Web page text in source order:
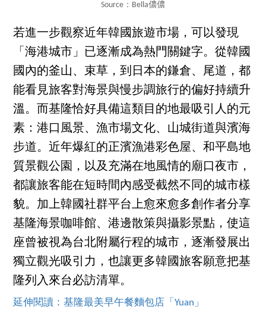
Source：Bella儂儂
若進一步觀察近年韓國旅遊市場，可以發現
「海港城市」已逐漸成為熱門關鍵字。從韓國
國內的釜山、束草，到日本的鎌倉、尾道，都
能看見旅客對海景與慢步調旅行的偏好持續升
溫。而基隆恰好具備這類目的地最吸引人的元
素：港口風景、漁市場文化、山城街道與濱海
步道。近年爆紅的正濱漁港彩色屋、和平島地
質景觀公園，以及充滿在地風情的廟口夜市，
都讓旅客能在短時間內感受截然不同的城市樣
貌。加上韓國社群平台上愈來愈多創作者分享
基隆海景咖啡館、港邊散策與攝影景點，使這
座曾被視為台北附屬行程的城市，逐漸發展出
獨立觀光吸引力，也讓更多韓國旅客願意把基
隆列入來台必訪清單。
延伸閱讀：基隆最美早午餐麵包店「Yuan」